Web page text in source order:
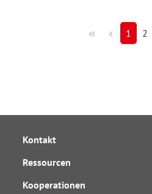
1 2
Kontakt
Ressourcen
Kooperationen